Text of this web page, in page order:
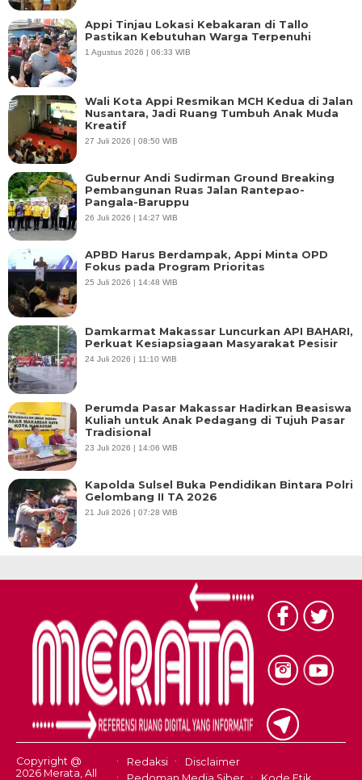
Appi Tinjau Lokasi Kebakaran di Tallo
Pastikan Kebutuhan Warga Terpenuhi
1 Agustus 2026 | 06:33 WIB
Wali Kota Appi Resmikan MCH Kedua di Jalan
Nusantara, Jadi Ruang Tumbuh Anak Muda
Kreatif
27 Juli 2026 | 08:50 WIB
Gubernur Andi Sudirman Ground Breaking
Pembangunan Ruas Jalan Rantepao-
Pangala-Baruppu
26 Juli 2026 | 14:27 WIB
APBD Harus Berdampak, Appi Minta OPD
Fokus pada Program Prioritas
25 Juli 2026 | 14:48 WIB
Damkarmat Makassar Luncurkan API BAHARI,
Perkuat Kesiapsiagaan Masyarakat Pesisir
24 Juli 2026 | 11:10 WIB
Perumda Pasar Makassar Hadirkan Beasiswa
Kuliah untuk Anak Pedagang di Tujuh Pasar
Tradisional
23 Juli 2026 | 14:06 WIB
Kapolda Sulsel Buka Pendidikan Bintara Polri
Gelombang II TA 2026
21 Juli 2026 | 07:28 WIB
Copyright @
2026 Merata, All
Redaksi
Disclaimer